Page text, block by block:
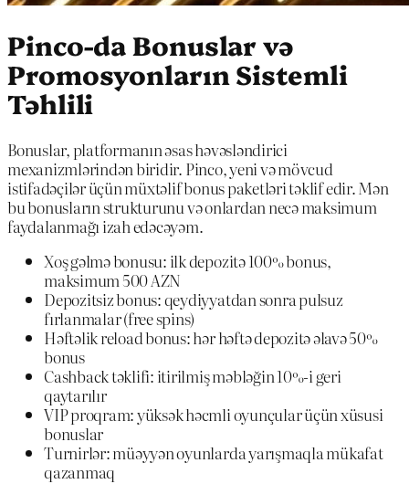
Pinco-da Bonuslar və
Promosyonların Sistemli
Təhlili
Bonuslar, platformanın əsas həvəsləndirici
mexanizmlərindən biridir. Pinco, yeni və mövcud
istifadəçilər üçün müxtəlif bonus paketləri təklif edir. Mən
bu bonusların strukturunu və onlardan necə maksimum
faydalanmağı izah edəcəyəm.
Xoş gəlmə bonusu: ilk depozitə 100% bonus,
maksimum 500 AZN
Depozitsiz bonus: qeydiyyatdan sonra pulsuz
fırlanmalar (free spins)
Həftəlik reload bonus: hər həftə depozitə əlavə 50%
bonus
Cashback təklifi: itirilmiş məbləğin 10%-i geri
qaytarılır
VIP proqram: yüksək həcmli oyunçular üçün xüsusi
bonuslar
Turnirlər: müəyyən oyunlarda yarışmaqla mükafat
qazanmaq